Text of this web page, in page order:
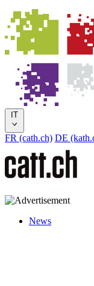
IT
FR (cath.ch) DE
News